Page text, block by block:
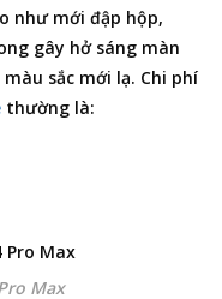
như mới đập hộp,
gây hở sáng màn
sắc mới lạ. Chi phí
thường là:
Max